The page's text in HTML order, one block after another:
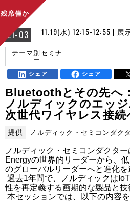
E1-03 11.19(水) 12:15-12:55 |
テーマ別セミナ
ー
シェア シェア
残席僅か
Bluetoothとその先へ：
ノルディックのエッジ
次世代ワイヤレス接続
提供 ノルディック・セミコンダク
ノルディック・セミコンダクタ
Energyの世界的リーダーから、
のグローバルリーダーへと進化を
性を再定義する画期的な製品と技